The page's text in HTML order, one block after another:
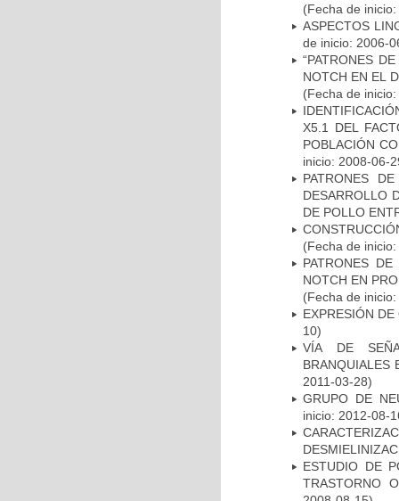
(Fecha de
ASPECTOS
de inicio: 2006-
“PATRONES
NOTCH EN EL
(Fecha de
X5.1 DEL
POBLACIÓN
inicio: 2008-06-
PATRONES
DESARROLLO
DE POLLO
(Fecha de
PATRONES
NOTCH EN
(Fecha de
EXPRESIÓN
10)
VÍA DE
BRANQUIALES
2011-03-28)
GRUPO DE
inicio: 2012-08-
ESTUDIO DE
TRASTORNO